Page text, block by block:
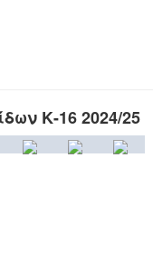
Κ-16 2024/25